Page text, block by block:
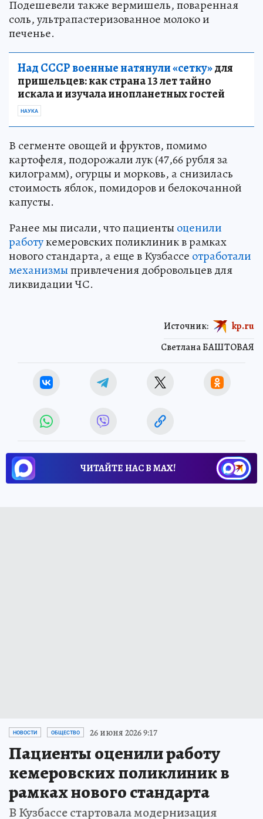
Подешевели также вермишель, поваренная
соль, ультрапастеризованное молоко и
печенье.
Над СССР военные натянули «сетку»для
пришельцев: как страна 13 лет тайно
искала и изучала инопланетных гостей
НАУКА
В сегменте овощей и фруктов, помимо
картофеля, подорожали лук (47,66 рубля за
килограмм), огурцы и морковь, а снизилась
стоимость яблок, помидоров и белокочанной
капусты.
Ранее мы писали, что пациенты оценили
работукемеровских поликлиник в рамках
нового стандарта, а еще в Кузбассе отработали
механизмыпривлечения добровольцев для
ликвидации ЧС.
Светлана БАШТОВАЯ
Источник: kp.ru
ЧИТАЙТЕ НАС В МАХ!
НОВОСТИ ОБЩЕСТВО 26 июня 2026 9:17
Пациенты оценили работу
кемеровских поликлиник в
рамках нового стандарта
В Кузбассе стартовала модернизация